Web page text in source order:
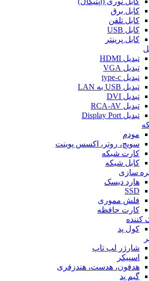
کابل برق
کابل تلفن
کابل USB
کابل پرینتر
تبدیل HDMI
تبدیل VGA
تبدیل type-c
تبدیل USB به LAN
تبدیل DVI
تبدیل RCA-AV
تبدیل Display Port
مودم
سویچ، روتر، اکسس پوینت
کارت شبکه
کابل شبکه
سازی
هارد دیسک
SSD
فلش مموری
کارت حافظه
کننده
کول پد
شارژر لپ تاپ
اسپیکر
هدفون، هدست، هندزفری
گیم پد